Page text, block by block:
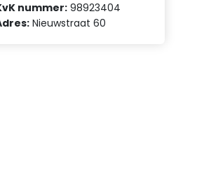
nummer: 98923404
Nieuwstraat 60